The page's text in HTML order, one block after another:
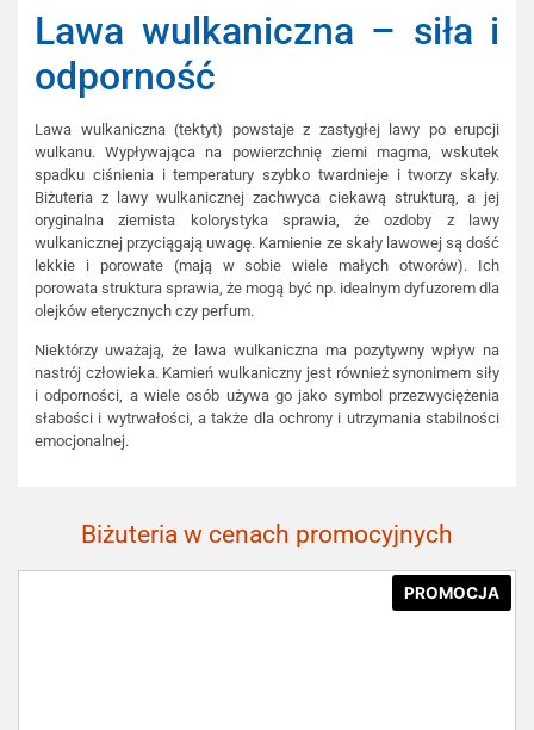
Lawa wulkaniczna – siła i
odporność
Lawa wulkaniczna (tektyt) powstaje z zastygłej lawy po erupcji
wulkanu. Wypływająca na powierzchnię ziemi magma, wskutek
spadku ciśnienia i temperatury szybko twardnieje i tworzy skały.
Biżuteria z lawy wulkanicznej zachwyca ciekawą strukturą, a jej
oryginalna ziemista kolorystyka sprawia, że ozdoby z lawy
wulkanicznej przyciągają uwagę. Kamienie ze skały lawowej są dość
lekkie i porowate (mają w sobie wiele małych otworów). Ich
porowata struktura sprawia, że mogą być np. idealnym dyfuzorem dla
olejków eterycznych czy perfum.
Niektórzy uważają, że lawa wulkaniczna ma pozytywny wpływ na
nastrój człowieka. Kamień wulkaniczny jest również synonimem siły
i odporności, a wiele osób używa go jako symbol przezwyciężenia
słabości i wytrwałości, a także dla ochrony i utrzymania stabilności
emocjonalnej.
Biżuteria w cenach promocyjnych
PROMOCJA